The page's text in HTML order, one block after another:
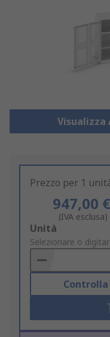
Visualizza
Prezzo per 1
947,00 €
(IVA esclusa)
Add
to
Basket
Unità
Selezionare o